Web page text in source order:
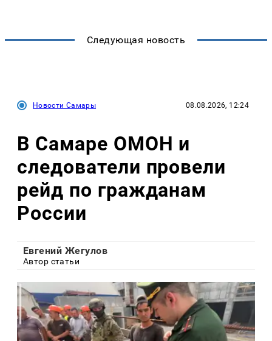
Следующая новость
Новости Самары 08.08.2026, 12:24
В Самаре ОМОН и
следователи провели
рейд по гражданам
России
Евгений Жегулов
Автор статьи